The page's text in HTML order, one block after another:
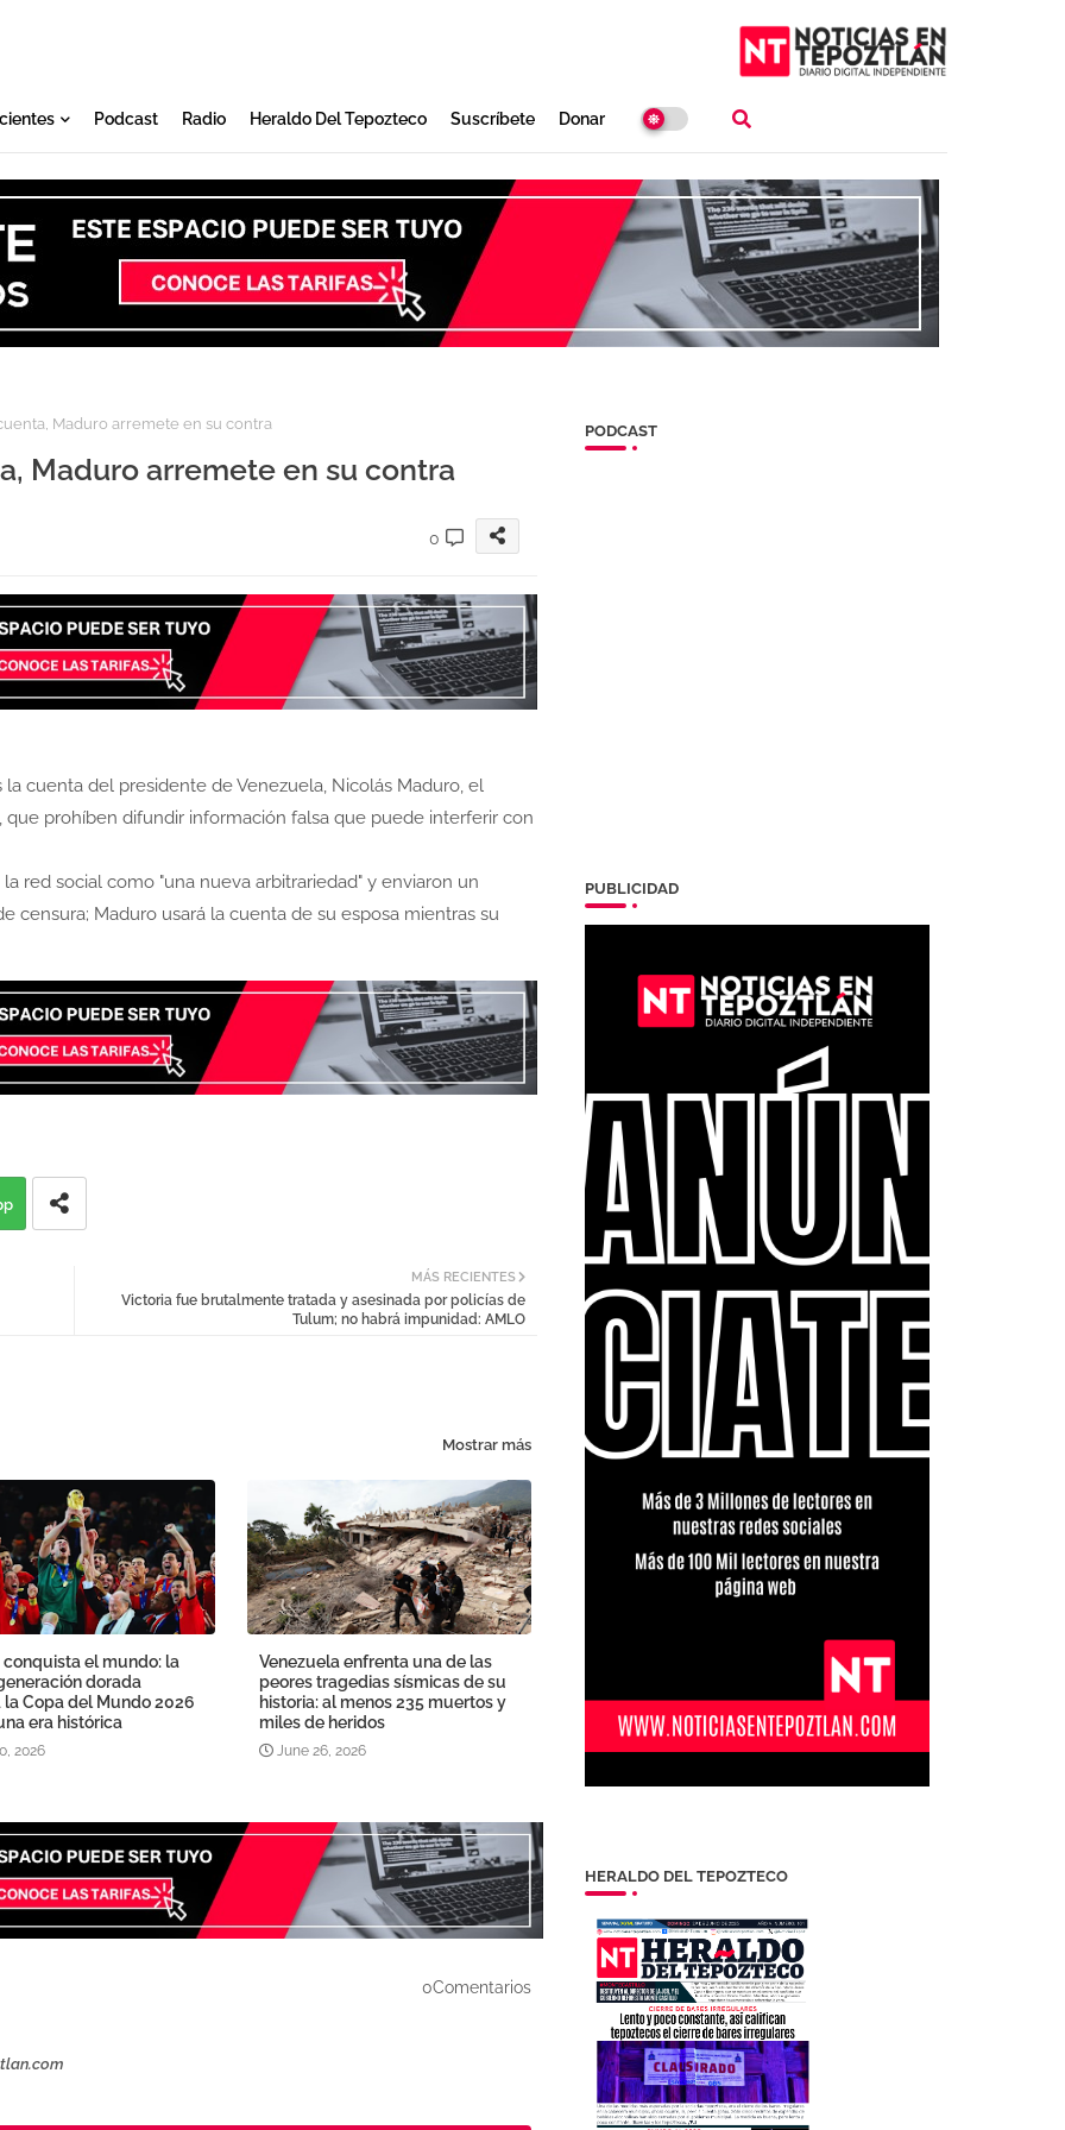
Podcast Radio Heraldo Del Tepozteco Suscríbete Donar
Maduro arremete en su contra
Maduro arremete en su contra
0
cuenta del presidente de Venezuela, Nicolás Maduro, el
prohíben difundir información falsa que puede interferir con
red social como "una nueva arbitrariedad" y enviaron un
censura; Maduro usará la cuenta de su esposa mientras su
MÁS RECIENTES
Victoria fue brutalmente tratada y asesinada por policías de
Tulum; no habrá impunidad: AMLO
Mostrar más
conquista el mundo: la
dorada
Copa del Mundo 2026
era histórica
2026
Venezuela enfrenta una de las
peores tragedias sísmicas de su
historia: al menos 235 muertos y
miles de heridos
June 26, 2026
0Comentarios
PODCAST
PUBLICIDAD
HERALDO DEL TEPOZTECO